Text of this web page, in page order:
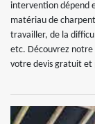
intervention dépend
matériau de
travailler, de la
etc. Découvrez
votre devis gratuit et